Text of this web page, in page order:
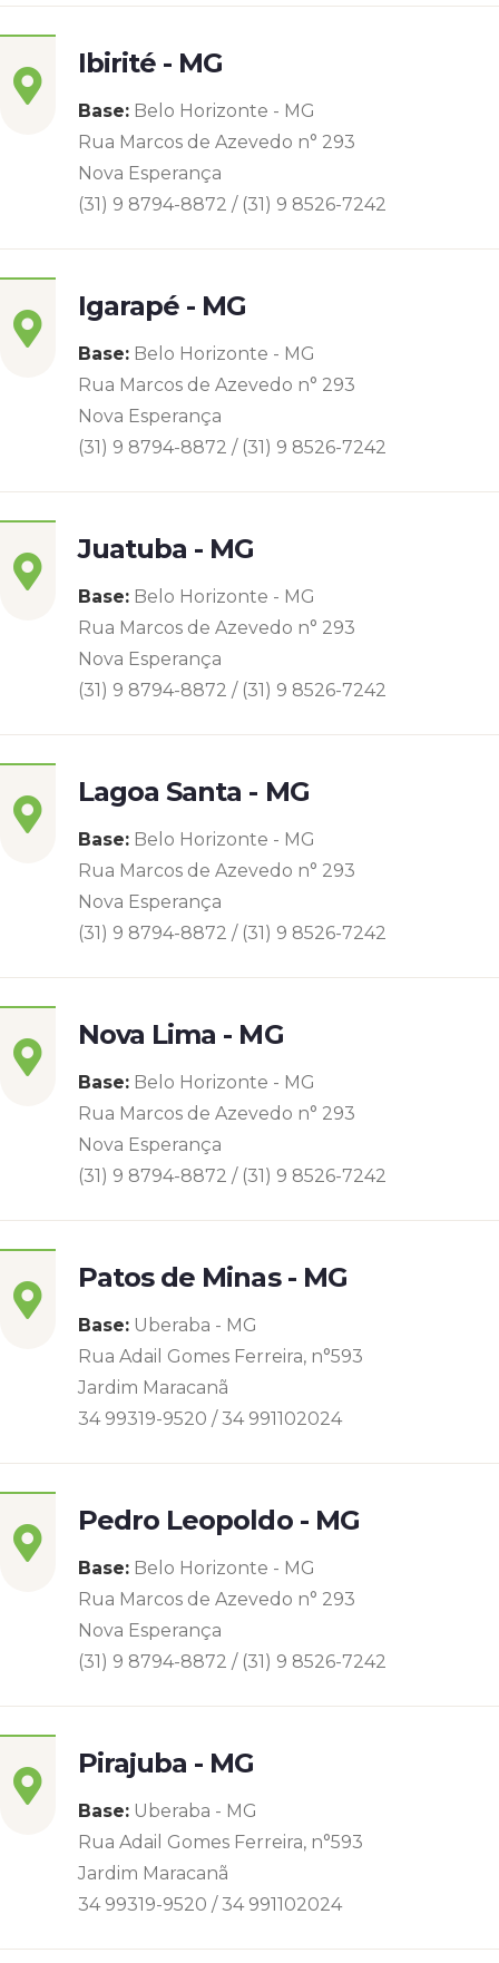
Ibirité - MG
Base: Belo Horizonte - MG
Rua Marcos de Azevedo n° 293
Nova Esperança
(31) 9 8794-8872 / (31) 9 8526-7242
Igarapé - MG
Base: Belo Horizonte - MG
Rua Marcos de Azevedo n° 293
Nova Esperança
(31) 9 8794-8872 / (31) 9 8526-7242
Juatuba - MG
Base: Belo Horizonte - MG
Rua Marcos de Azevedo n° 293
Nova Esperança
(31) 9 8794-8872 / (31) 9 8526-7242
Lagoa Santa - MG
Base: Belo Horizonte - MG
Rua Marcos de Azevedo n° 293
Nova Esperança
(31) 9 8794-8872 / (31) 9 8526-7242
Nova Lima - MG
Base: Belo Horizonte - MG
Rua Marcos de Azevedo n° 293
Nova Esperança
(31) 9 8794-8872 / (31) 9 8526-7242
Patos de Minas - MG
Base: Uberaba - MG
Rua Adail Gomes Ferreira, n°593
Jardim Maracanã
34 99319-9520 / 34 991102024
Pedro Leopoldo - MG
Base: Belo Horizonte - MG
Rua Marcos de Azevedo n° 293
Nova Esperança
(31) 9 8794-8872 / (31) 9 8526-7242
Pirajuba - MG
Base: Uberaba - MG
Rua Adail Gomes Ferreira, n°593
Jardim Maracanã
34 99319-9520 / 34 991102024